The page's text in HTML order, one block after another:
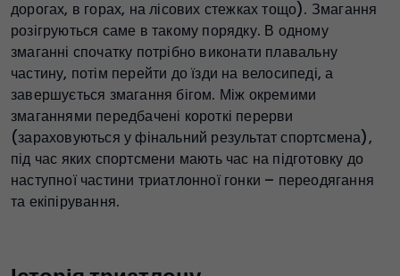
дорогах, в горах, на лісових стежках тощо). Змагання
розігруються саме в такому порядку. В одному
змаганні спочатку потрібно виконати плавальну
частину, потім перейти до їзди на велосипеді, а
завершується змагання бігом. Між окремими
змаганнями передбачені короткі перерви
(зараховуються у фінальний результат спортсмена),
під час яких спортсмени мають час на підготовку до
наступної частини триатлонної гонки – переодягання
та екіпірування.